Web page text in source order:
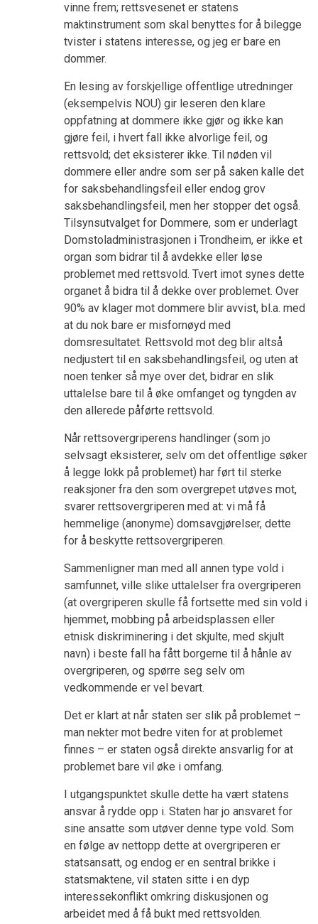
vinne frem; rettsvesenet er statens
maktinstrument som skal benyttes for å bilegge
tvister i statens interesse, og jeg er bare en
dommer.
En lesing av forskjellige offentlige utredninger
(eksempelvis NOU) gir leseren den klare
oppfatning at dommere ikke gjør og ikke kan
gjøre feil, i hvert fall ikke alvorlige feil, og
rettsvold; det eksisterer ikke. Til nøden vil
dommere eller andre som ser på saken kalle det
for saksbehandlingsfeil eller endog grov
saksbehandlingsfeil, men her stopper det også.
Tilsynsutvalget for Dommere, som er underlagt
Domstoladministrasjonen i Trondheim, er ikke et
organ som bidrar til å avdekke eller løse
problemet med rettsvold. Tvert imot synes dette
organet å bidra til å dekke over problemet. Over
90% av klager mot dommere blir avvist, bl.a. med
at du nok bare er misfornøyd med
domsresultatet. Rettsvold mot deg blir altså
nedjustert til en saksbehandlingsfeil, og uten at
noen tenker så mye over det, bidrar en slik
uttalelse bare til å øke omfanget og tyngden av
den allerede påførte rettsvold.
Når rettsovergriperens handlinger (som jo
selvsagt eksisterer, selv om det offentlige søker
å legge lokk på problemet) har ført til sterke
reaksjoner fra den som overgrepet utøves mot,
svarer rettsovergriperen med at: vi må få
hemmelige (anonyme) domsavgjørelser, dette
for å beskytte rettsovergriperen.
Sammenligner man med all annen type vold i
samfunnet, ville slike uttalelser fra overgriperen
(at overgriperen skulle få fortsette med sin vold i
hjemmet, mobbing på arbeidsplassen eller
etnisk diskriminering i det skjulte, med skjult
navn) i beste fall ha fått borgerne til å hånle av
overgriperen, og spørre seg selv om
vedkommende er vel bevart.
Det er klart at når staten ser slik på problemet –
man nekter mot bedre viten for at problemet
finnes – er staten også direkte ansvarlig for at
problemet bare vil øke i omfang.
I utgangspunktet skulle dette ha vært statens
ansvar å rydde opp i. Staten har jo ansvaret for
sine ansatte som utøver denne type vold. Som
en følge av nettopp dette at overgriperen er
statsansatt, og endog er en sentral brikke i
statsmaktene, vil staten sitte i en dyp
interessekonflikt omkring diskusjonen og
arbeidet med å få bukt med rettsvolden.